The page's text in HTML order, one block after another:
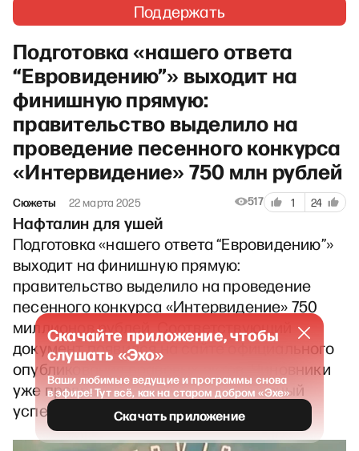
Поддержать
Подготовка «нашего ответа
“Евровидению”» выходит на
финишную прямую:
правительство выделило на
проведение песенного конкурса
«Интервидение» 750 млн рублей
Сюжеты 22 марта 2025 517 1 24
Нафталин для ушей
Подготовка «нашего ответа “Евровидению”»
выходит на финишную прямую:
правительство выделило на проведение
песенного конкурса «Интервидение» 750
миллионов рублей. Соответствующий
документ появился на сайте официального
опубликования правовых актов. Чиновники
уже предрекают конкурсу грандиозный
успех.
Скачайте приложение, чтобы
слушать «Эхо»
Ваши любимые ведущие и программы снова
в эфире! Тут всё, как на старом добром «Эхе»
Скачать приложение